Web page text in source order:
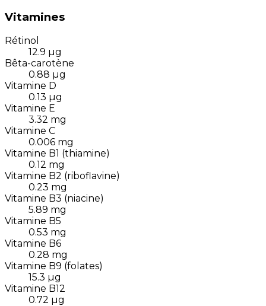
Vitamines
Rétinol
12.9 µg
Bêta-carotène
0.88 µg
Vitamine D
0.13 µg
Vitamine E
3.32 mg
Vitamine C
0.006 mg
Vitamine B1 (thiamine)
0.12 mg
Vitamine B2 (riboflavine)
0.23 mg
Vitamine B3 (niacine)
5.89 mg
Vitamine B5
0.53 mg
Vitamine B6
0.28 mg
Vitamine B9 (folates)
15.3 µg
Vitamine B12
0.72 µg